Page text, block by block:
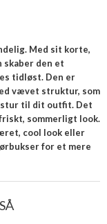
Med sit korte,
den et
tidløst. Den er
vævet struktur, som
til dit outfit. Det
sommerligt look.
cool look eller
for et mere